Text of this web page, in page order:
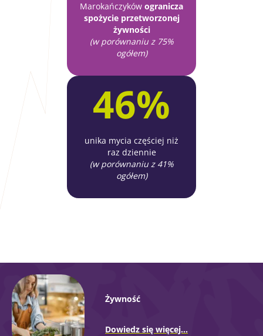
Marokańczyków ogranicza
spożycie przetworzonej
żywności
(w porównaniu z 75%
ogółem)
46%
unika mycia częściej niż
raz dziennie
(w porównaniu z 41%
ogółem)
Żywność
Dowiedz się więcej...